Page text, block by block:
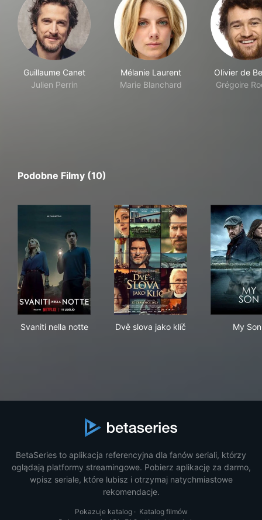
Guillaume Canet
Julien Perrin
Mélanie Laurent
Marie Blanchard
Olivier de
Grégoire
Podobne Filmy (10)
Svaniti nella notte Dvě slova jako klíč My Son
BetaSeries to aplikacja referencyjna dla fanów seriali, którzy
oglądają platformy streamingowe. Pobierz aplikację za darmo,
wpisz seriale, które lubisz i otrzymaj natychmiastowe
rekomendacje.
Pokazuje katalog· Katalog filmów